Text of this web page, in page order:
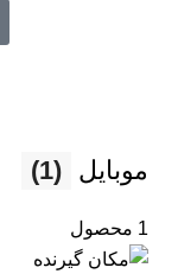
موبایل (1)
1 محصول